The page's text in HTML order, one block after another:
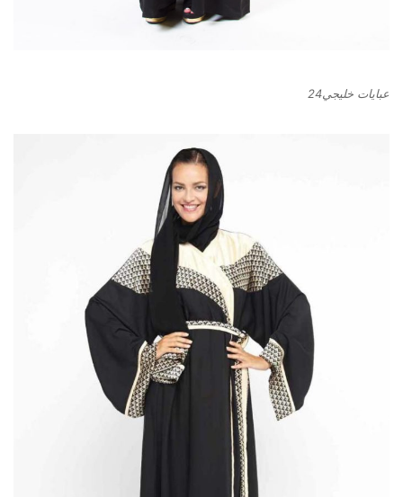
عبايات خليجي24